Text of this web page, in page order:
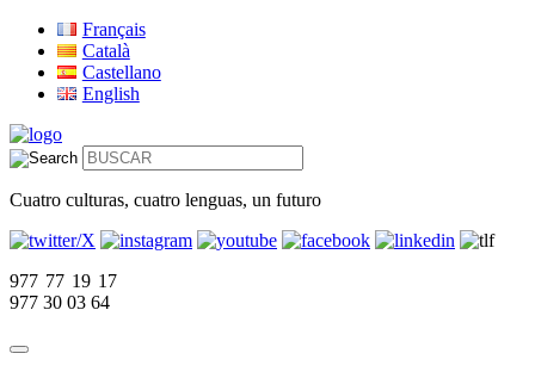
Français
Català
Castellano
English
Cuatro culturas, cuatro lenguas, un futuro
977 77 19 17
977 30 03 64